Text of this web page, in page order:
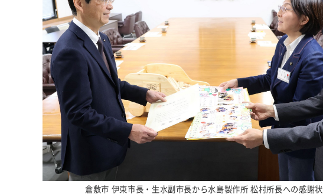
倉敷市 伊東市長・生水副市長から水島製作所 松村所長への感謝